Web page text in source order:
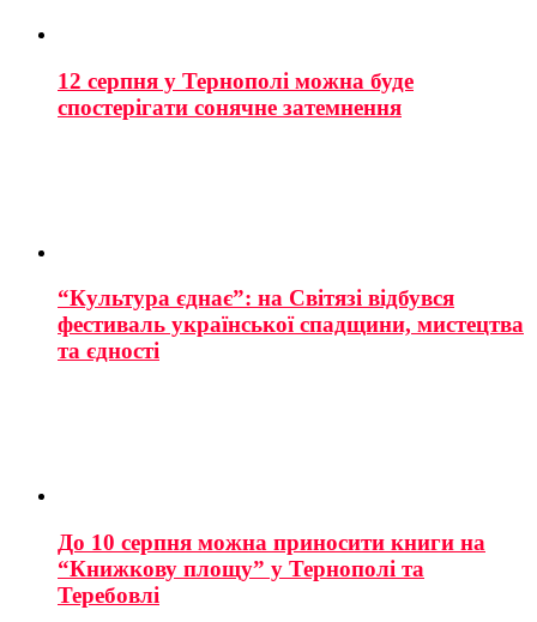
12 серпня у Тернополі можна буде
спостерігати сонячне затемнення
“Культура єднає”: на Світязі відбувся
фестиваль української спадщини, мистецтва
та єдності
До 10 серпня можна приносити книги на
“Книжкову площу” у Тернополі та
Теребовлі